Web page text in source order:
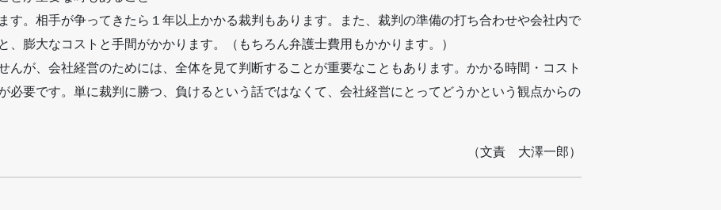
す。相手が争ってきたら１年以上かかる裁判もあります。また、裁判の準備の打ち合わせや会社内で
、膨大なコストと手間がかかります。（もちろん弁護士費用もかかります。）
んが、会社経営のためには、全体を見て判断することが重要なこともあります。かかる時間・コスト
必要です。単に裁判に勝つ、負けるという話ではなくて、会社経営にとってどうかという観点からの
（文責 大澤一郎）